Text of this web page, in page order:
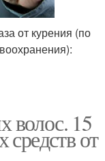
от курения (по
волос. 15
от